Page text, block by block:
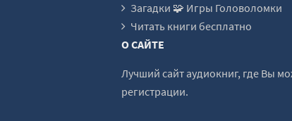
Загадки 🧩 Игры Головоломки
Читать книги бесплатно
О САЙТЕ
Лучший сайт аудиокниг, где Вы
регистрации.